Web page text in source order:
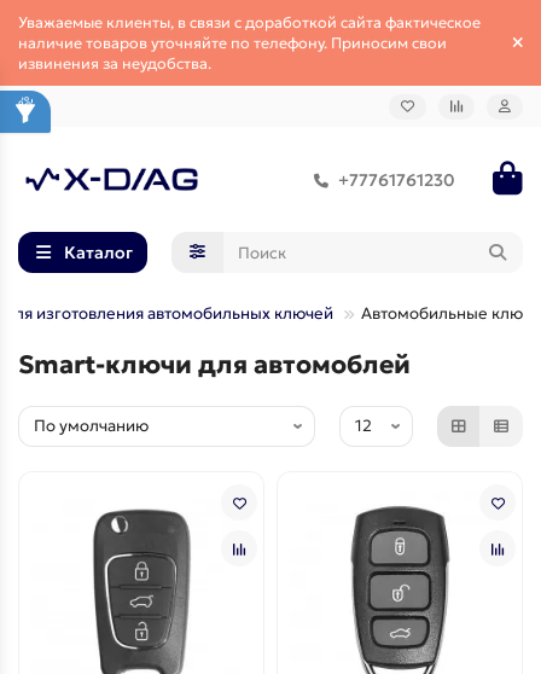
Уважаемые клиенты, в связи с доработкой сайта фактическое
наличие товаров уточняйте по телефону. Приносим свои
извинения за неудобства.
+77761761230
Каталог
изготовления автомобильных ключей Автомобильные ключи
Smart-ключи для автомоблей